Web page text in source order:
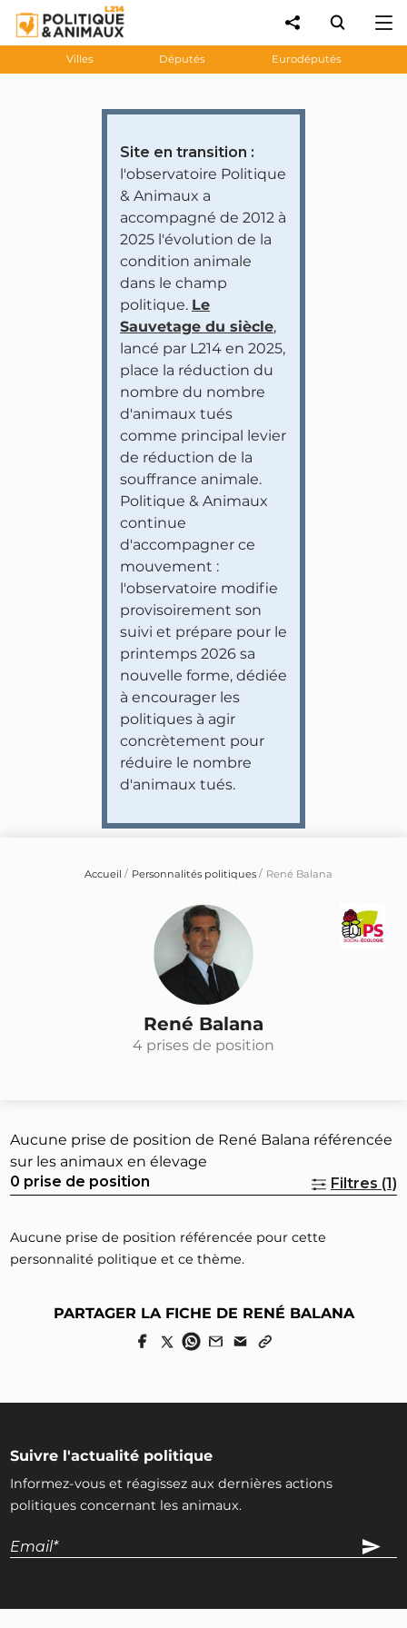
Villes Députés Eurodéputés
Site en transition :
l'observatoire Politique
& Animaux a
accompagné de 2012 à
2025 l'évolution de la
condition animale
dans le champ
politique. Le
Sauvetage du siècle,
lancé par L214 en 2025,
place la réduction du
nombre du nombre
d'animaux tués
comme principal levier
de réduction de la
souffrance animale.
Politique & Animaux
continue
d'accompagner ce
mouvement :
l'observatoire modifie
provisoirement son
suivi et prépare pour le
printemps 2026 sa
nouvelle forme, dédiée
à encourager les
politiques à agir
concrètement pour
réduire le nombre
d'animaux tués.
Accueil Personnalités politiques René Balana
René Balana
4 prises de position
Aucune prise de position de René Balana référencée
sur les animaux en élevage
0 prise de position
Filtres (1)
Aucune prise de position référencée pour cette
personnalité politique et ce thème.
PARTAGER LA FICHE DE RENÉ BALANA
Suivre l'actualité politique
Informez-vous et réagissez aux dernières actions
politiques concernant les animaux.